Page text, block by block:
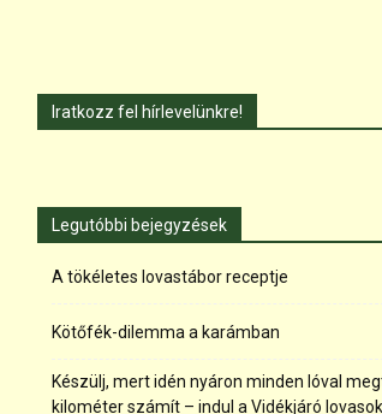
Iratkozz fel hírlevelünkre!
Legutóbbi bejegyzések
A tökéletes lovastábor receptje
Kötőfék-dilemma a karámban
Készülj, mert idén nyáron minden lóval
kilométer számít – indul a Vidékjáró lovasok